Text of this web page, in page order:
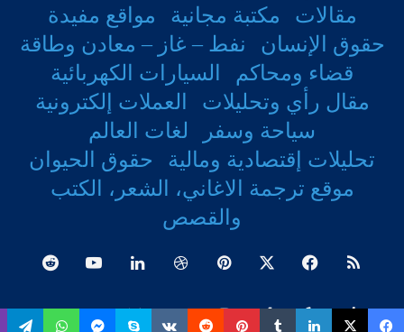
مقالات
مكتبة مجانية
مواقع مفيدة
حقوق الإنسان
نفط – غاز – معادن وطاقة
قضاء ومحاكم
السيارات الكهربائية
مقال رأي وتحليلات
العملات إلكترونية
سياحة وسفر
لغات العالم
تحليلات إقتصادية ومالية
حقوق الحيوان
موقع ترجمة الاغاني، الشعر، الكتب
والقصص
ملخص
الموقع
فيسبوك بينتيريستدريبل لينكدإن‫YouTube
‏Tumblr
‏Yelp انستقرام وسط Tribel